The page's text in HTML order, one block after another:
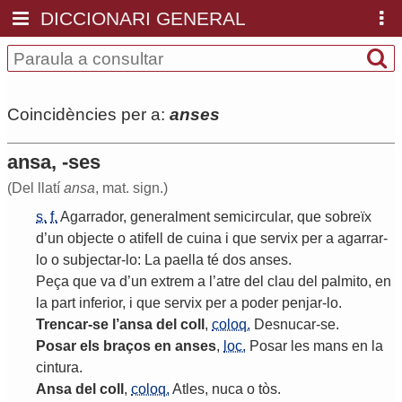
DICCIONARI GENERAL
Coincidències per a: anses
ansa, -ses
(Del llatí ansa, mat. sign.)
s. f. Agarrador, generalment semicircular, que sobreïx
d’un objecte o atifell de cuina i que servix per a agarrar-
lo o subjectar- lo: La paella té dos anses.
Peça que va d’un extrem a ’atre del clau del palmito, en
la part inferior, i que servix per a poder penjar- lo.
Trencar-se ’ansa del coll , coloq. Desnucar-se.
Posar els braços en anses, loc. Posar les mans en la
cintura.
Ansa del coll , coloq. Atles, nuca o tòs.